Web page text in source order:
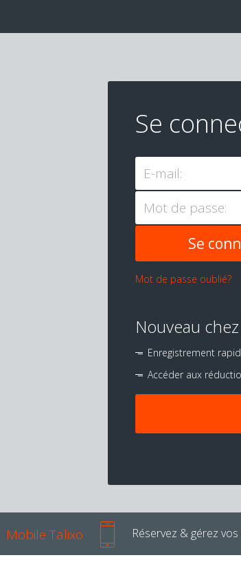
Se
E-mail:
Mot de passe:
Mot de passe oublié?
Nouveau
Enregistrement
Accéder aux
Mobile Talixo Réservez & gérez